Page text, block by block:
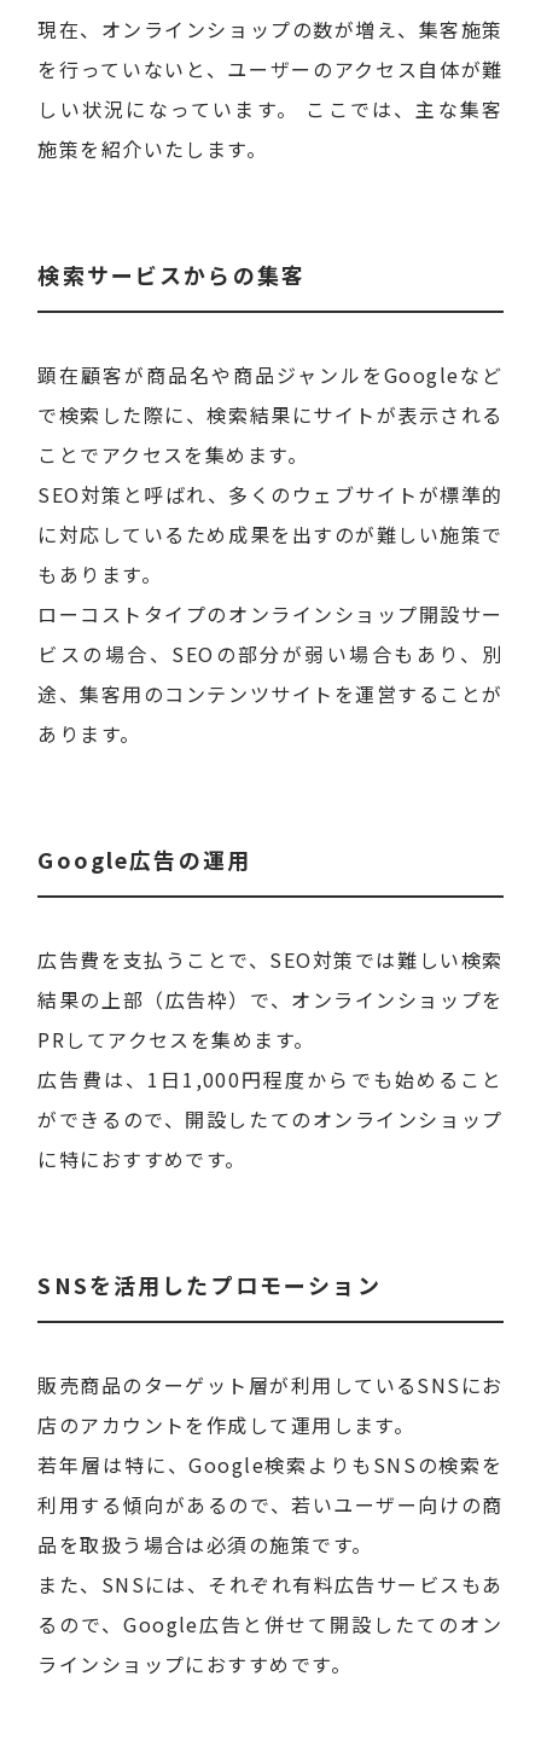
現在、オンラインショップの数が増え、集客施策
を行っていないと、ユーザーのアクセス自体が難
しい状況になっています。 ここでは、主な集客
施策を紹介いたします。
検索サービスからの集客
顕在顧客が商品名や商品ジャンルをGoogleなど
で検索した際に、検索結果にサイトが表示される
ことでアクセスを集めます。
SEO対策と呼ばれ、多くのウェブサイトが標準的
に対応しているため成果を出すのが難しい施策で
もあります。
ローコストタイプのオンラインショップ開設サー
ビスの場合、SEOの部分が弱い場合もあり、別
途、集客用のコンテンツサイトを運営することが
あります。
Google広告の運用
広告費を支払うことで、SEO対策では難しい検索
結果の上部（広告枠）で、オンラインショップを
PRしてアクセスを集めます。
広告費は、1日1,000円程度からでも始めること
ができるので、開設したてのオンラインショップ
に特におすすめです。
SNSを活用したプロモーション
販売商品のターゲット層が利用しているSNSにお
店のアカウントを作成して運用します。
若年層は特に、Google検索よりもSNSの検索を
利用する傾向があるので、若いユーザー向けの商
品を取扱う場合は必須の施策です。
また、SNSには、それぞれ有料広告サービスもあ
るので、Google広告と併せて開設したてのオン
ラインショップにおすすめです。